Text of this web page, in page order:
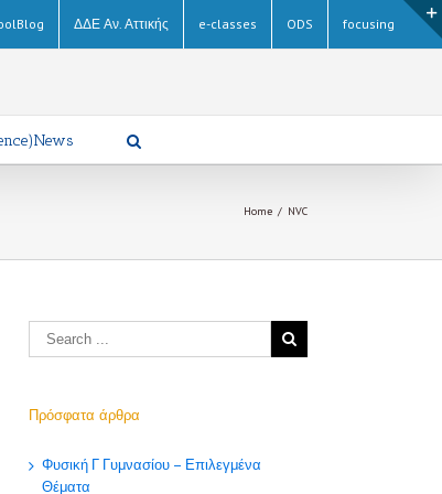
ΔΔΕ Αν. Αττικής e-classes ODS focusing
Home / NVC
Πρόσφατα άρθρα
Φυσική Γ Γυμνασίου – Επιλεγμένα
Θέματα